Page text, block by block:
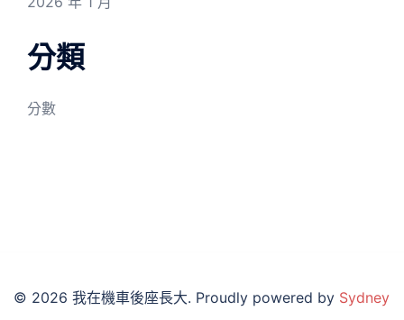
分類
分數
© 2026 我在機車後座長大. Proudly powered by Sydney